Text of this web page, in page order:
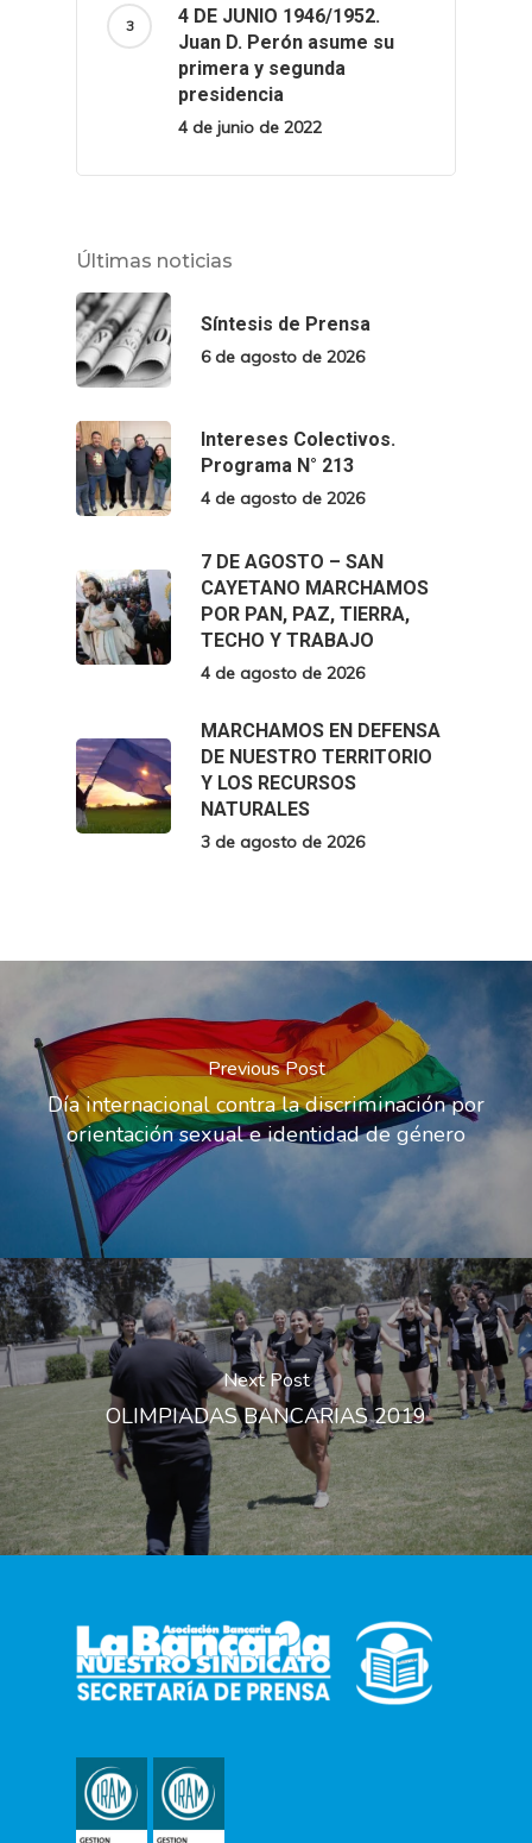
4 DE JUNIO 1946/1952.
Juan D. Perón asume su
primera y segunda
presidencia
4 de junio de 2022
Últimas noticias
Síntesis de Prensa
6 de agosto de 2026
Intereses Colectivos.
Programa N° 213
4 de agosto de 2026
7 DE AGOSTO – SAN
CAYETANO MARCHAMOS
POR PAN, PAZ, TIERRA,
TECHO Y TRABAJO
4 de agosto de 2026
MARCHAMOS EN DEFENSA
DE NUESTRO TERRITORIO
Y LOS RECURSOS
NATURALES
3 de agosto de 2026
Previous Post
Día internacional contra la discriminación por
orientación sexual e identidad de género
Next Post
OLIMPIADAS BANCARIAS 2019